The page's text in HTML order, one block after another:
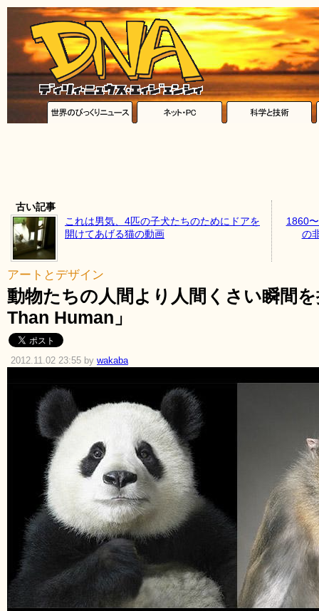
古い記事
これは男気、4匹の子犬たちのためにドアを
開けてあげる猫の動画
1860
の
アートとデザイン
動物たちの人間より人間くさい瞬間
Than Human」
2012.11.02 23:55 by wakaba